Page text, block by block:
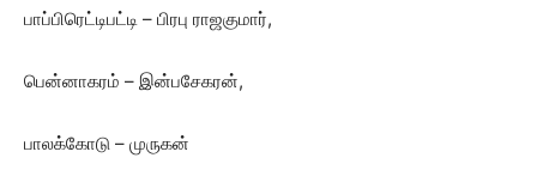
பாப்பிரெட்டிபட்டி – பிரபு ராஜகுமார்,
பென்னாகரம் – இன்பசேகரன்,
பாலக்கோடு – முருகன்